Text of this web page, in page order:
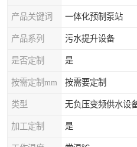
产品关键词 一体化预制泵站
产品系列 污水提升设备
是否定制 是
按需定制mm 按需要定制
类型 无负压变频供水设
加工定制 是